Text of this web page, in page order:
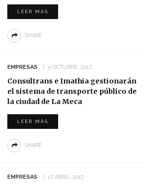
LEER MÁS
SHARE
EMPRESAS 5 OCTUBRE, 2017
Consultrans e Imathia gestionarán
el sistema de transporte público de
la ciudad de La Meca
LEER MÁS
SHARE
EMPRESAS 17 ABRIL, 2017